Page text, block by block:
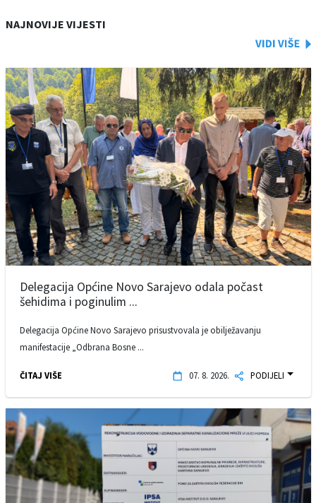
NAJNOVIJE VIJESTI
Delegacija Općine Novo Sarajevo odala počast
šehidima i poginulim ...
Delegacija Općine Novo Sarajevo prisustvovala je obilježavanju
manifestacije „Odbrana Bosne ...
ČITAJ VIŠE 07. 8. 2026. PODIJELI